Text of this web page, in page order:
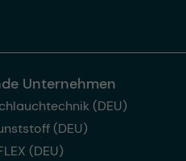
Unternehmen
(DEU)
(DEU)
(DEU)